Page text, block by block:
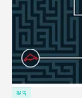
报告